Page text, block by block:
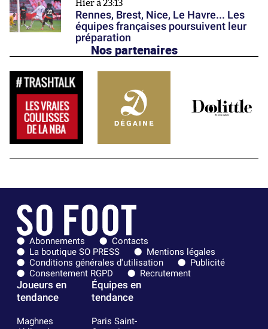
Hier à 23:13
Rennes, Brest, Nice, Le Havre... Les
équipes françaises poursuivent leur
préparation
Nos partenaires
Abonnements
Contacts
La boutique SO PRESS
Mentions légales
Conditions générales d'utilisation
Publicité
Consentement RGPD
Recrutement
Joueurs en
tendance
Maghnes
Équipes en
tendance
Paris Saint-